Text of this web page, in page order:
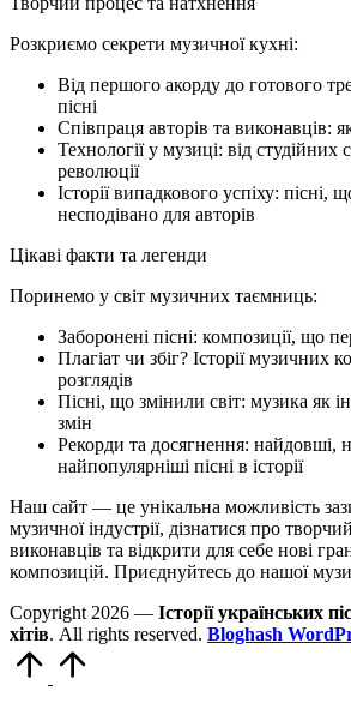
Розкриємо секрети музичної кухні:
Від першого акорду до готового
пісні
Співпраця авторів та виконавців:
Технології у музиці: від студійних
революції
Історії випадкового успіху: пісні,
несподівано для авторів
Цікаві факти та легенди
Поринемо у світ музичних таємниць:
Заборонені пісні: композиції, що
Плагіат чи збіг? Історії музичних
розглядів
Пісні, що змінили світ: музика як
змін
Рекорди та досягнення: найдовші,
найпопулярніші пісні в історії
Наш сайт — це унікальна можливість
музичної індустрії, дізнатися про
виконавців та відкрити для себе нові
композицій. Приєднуйтесь до нашої
Copyright 2026 — Історії українських
хітів. All rights reserved. Bloghash